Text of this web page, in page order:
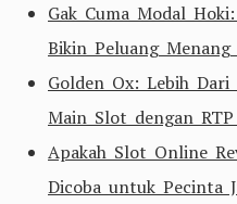
Gak Cuma Modal
Bikin Peluang
Golden Ox: Lebih Dari
Main Slot dengan
Apakah Slot Online
Dicoba untuk Pecinta